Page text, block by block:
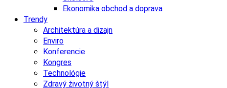
Ekonomika obchod a doprava
Trendy
Architektúra a dizajn
Enviro
Konferencie
Kongres
Technológie
Zdravý životný štýl